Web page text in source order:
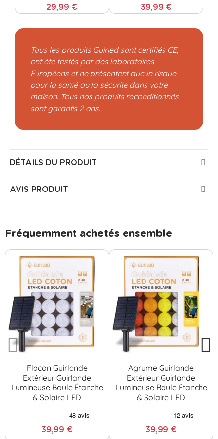
29,99 € 39,99 €
Tous les produits Guirled sont certifiés CE,
ont été testés par des laboratoires
Européens et ne présentent aucun risque
pour la santé ou la sécurité dans votre
maison. Tous nos produits reconditionnés
sont garantis 2 ans.
DÉTAILS DU PRODUIT
AVIS PRODUIT
Fréquemment achetés ensemble
Flocon Guirlande
Extérieur Guirlande
Lumineuse Boule Étanche
& Solaire LED
39,99 €
Agrume Guirlande
Extérieur Guirlande
Lumineuse Boule Étanche
& Solaire LED
39,99 €